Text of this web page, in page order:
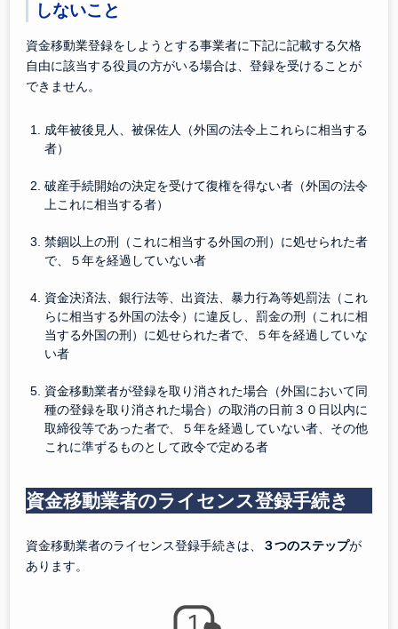
しないこと
資金移動業登録をしようとする事業者に下記に記載する欠格
自由に該当する役員の方がいる場合は、登録を受けることが
できません。
成年被後見人、被保佐人（外国の法令上これらに相当する
者）
破産手続開始の決定を受けて復権を得ない者（外国の法令
上これに相当する者）
禁錮以上の刑（これに相当する外国の刑）に処せられた者
で、５年を経過していない者
資金決済法、銀行法等、出資法、暴力行為等処罰法（これ
らに相当する外国の法令）に違反し、罰金の刑（これに相
当する外国の刑）に処せられた者で、５年を経過していな
い者
資金移動業者が登録を取り消された場合（外国において同
種の登録を取り消された場合）の取消の日前３０日以内に
取締役等であった者で、５年を経過していない者、その他
これに準ずるものとして政令で定める者
資金移動業者のライセンス登録手続き
資金移動業者のライセンス登録手続きは、 ３つのステップが
あります。